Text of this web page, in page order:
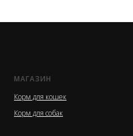
МАГАЗИН
Корм для кошек
Корм для собак